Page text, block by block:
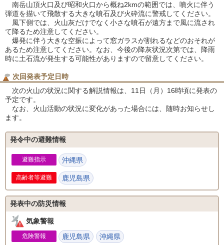
南岳山頂火口及び昭和火口から概ね2kmの範囲では、噴火に伴う
弾道を描いて飛散する大きな噴石及び火砕流に警戒してください。
風下側では、火山灰だけでなく小さな噴石が遠方まで風に流され
て降るため注意してください。
爆発に伴う大きな空振によって窓ガラスが割れるなどのおそれが
あるため注意してください。なお、今後の降灰状況次第では、降雨
時に土石流が発生する可能性がありますので留意してください。
次回発表予定日時
次の火山の状況に関する解説情報は、11日（月）16時頃に発表の
予定です。
なお、火山活動の状況に変化があった場合には、随時お知らせし
ます。
発令中の避難情報
避難指示 沖縄県
高齢者等避難 鹿児島県
発表中の防災情報
気象警報
危険警報 鹿児島県 沖縄県